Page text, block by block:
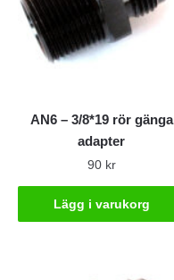
AN6 – 3/8*19 rör gänga
adapter
90 kr
Lägg i varukorg